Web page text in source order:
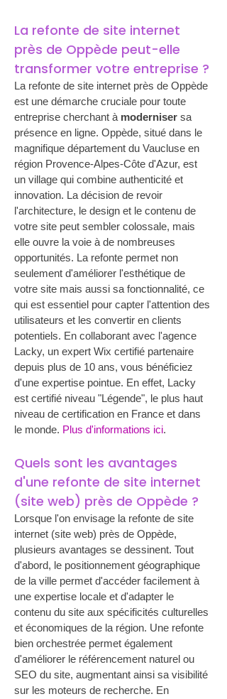
La refonte de site internet
près de Oppède peut-elle
transformer votre entreprise ?
La refonte de site internet près de Oppède
est une démarche cruciale pour toute
entreprise cherchant à moderniser sa
présence en ligne. Oppède, situé dans le
magnifique département du Vaucluse en
région Provence-Alpes-Côte d'Azur, est
un village qui combine authenticité et
innovation. La décision de revoir
l'architecture, le design et le contenu de
votre site peut sembler colossale, mais
elle ouvre la voie à de nombreuses
opportunités. La refonte permet non
seulement d'améliorer l'esthétique de
votre site mais aussi sa fonctionnalité, ce
qui est essentiel pour capter l'attention des
utilisateurs et les convertir en clients
potentiels. En collaborant avec l'agence
Lacky, un expert Wix certifié partenaire
depuis plus de 10 ans, vous bénéficiez
d'une expertise pointue. En effet, Lacky
est certifié niveau "Légende", le plus haut
niveau de certification en France et dans
le monde. Plus d'informations ici.
Quels sont les avantages
d'une refonte de site internet
(site web) près de Oppède ?
Lorsque l'on envisage la refonte de site
internet (site web) près de Oppède,
plusieurs avantages se dessinent. Tout
d'abord, le positionnement géographique
de la ville permet d'accéder facilement à
une expertise locale et d'adapter le
contenu du site aux spécificités culturelles
et économiques de la région. Une refonte
bien orchestrée permet également
d'améliorer le référencement naturel ou
SEO du site, augmentant ainsi sa visibilité
sur les moteurs de recherche. En